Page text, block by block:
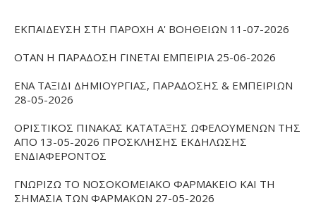
ΕΚΠΑΙΔΕΥΣΗ ΣΤΗ ΠΑΡΟΧΗ Α' ΒΟΗΘΕΙΩΝ 11-07-2026
ΟΤΑΝ Η ΠΑΡΑΔΟΣΗ ΓΙΝΕΤΑΙ ΕΜΠΕΙΡΙΑ 25-06-2026
ΕΝΑ ΤΑΞΙΔΙ ΔΗΜΙΟΥΡΓΙΑΣ, ΠΑΡΑΔΟΣΗΣ & ΕΜΠΕΙΡΙΩΝ
28-05-2026
ΟΡΙΣΤΙΚΟΣ ΠΙΝΑΚΑΣ ΚΑΤΑΤΑΞΗΣ ΩΦΕΛΟΥΜΕΝΩΝ ΤΗΣ
ΑΠΟ 13-05-2026 ΠΡΟΣΚΛΗΣΗΣ ΕΚΔΗΛΩΣΗΣ
ΕΝΔΙΑΦΕΡΟΝΤΟΣ
ΓΝΩΡΙΖΩ ΤΟ ΝΟΣΟΚΟΜΕΙΑΚΟ ΦΑΡΜΑΚΕΙΟ ΚΑΙ ΤΗ
ΣΗΜΑΣΙΑ ΤΩΝ ΦΑΡΜΑΚΩΝ 27-05-2026